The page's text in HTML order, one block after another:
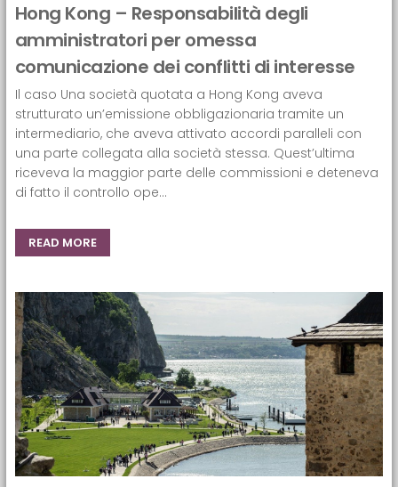
Hong Kong – Responsabilità degli
amministratori per omessa
comunicazione dei conflitti di interesse
Il caso Una società quotata a Hong Kong aveva
strutturato un’emissione obbligazionaria tramite un
intermediario, che aveva attivato accordi paralleli con
una parte collegata alla società stessa. Quest’ultima
riceveva la maggior parte delle commissioni e deteneva
di fatto il controllo ope...
READ MORE